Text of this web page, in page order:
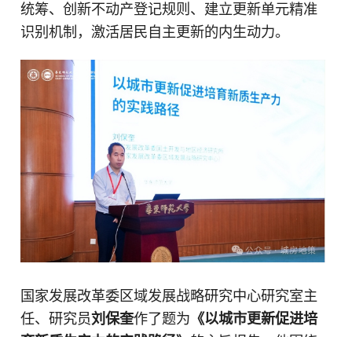
统筹、创新不动产登记规则、建立更新单元精准
识别机制，激活居民自主更新的内生动力。
国家发展改革委区域发展战略研究中心研究室主
任、研究员刘保奎作了题为 《以城市更新促进培